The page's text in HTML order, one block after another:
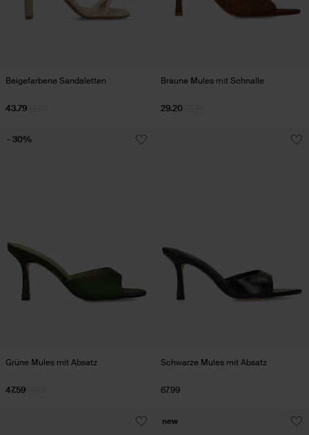
Beigefarbene Sandaletten
43.79
Braune Mules mit Schnalle
29.20
Grüne Mules mit Absatz
47.59
- 30%
Schwarze Mules mit Absatz
67.99
new